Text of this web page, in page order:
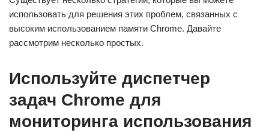
использовать для решения этих проблем, связанных с
высоким использованием памяти Chrome. Давайте
рассмотрим несколько простых.
Используйте диспетчер
задач Chrome для
мониторинга использования